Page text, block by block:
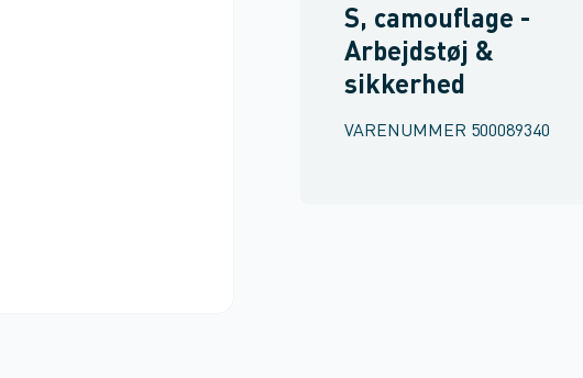
S, camouflage -
Arbejdstøj &
sikkerhed
VARENUMMER 500089340